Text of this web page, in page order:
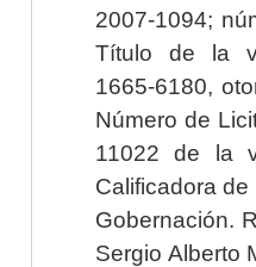
2007-1094;
Título de la
1665-6180,
Número de
11022 de la
Calificadora
Gobernación.
Sergio Alberto